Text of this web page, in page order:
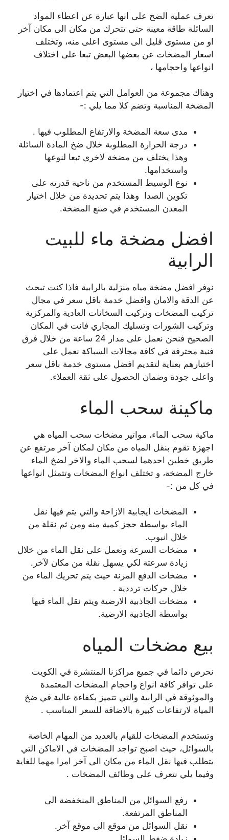
تعرف عملية الضخ على انها عبارة عن اعطاء المواد
السائلة طاقة معينة حتى تتحرك من مكان الى مكان آخر
او من مستوى قليل الى مستوى اعلى منه، وتختلف
اسعار المضخات عن بعضها البعض تبعا على اختلاف
انواعها واحجامها ،
وهناك مجموعة من العوامل التي يتم اعتمادها في اختيار
المضخة المناسبة وتضم كلا مما يلي :-
مدى سعة المضخة والارتفاع المطلوب فيها .
درجة الحرارة المطلوبة خلال ضخ المادة السائلة
وهذا يختلف من مضخة لاخرى تبعا لنوعها
واستخدامها.
نوع الوسيط المستخدم من ناحية قدرته على
تكوين الصدا وهذا يتم تحديدة من خلال اختيار
المعدن المستخدم في صنع المضخة.
افضل مضخة ماء للبيت
الرابية
نوفر افضل مضخة مياه منزلية بالرابية فاذا كنت تبحث
عن الدقة والامان وافضل خدمة باقل سعر في مجال
تركيب المضخات وتركيب السخانات العادية والمركزية
وتركيب الشورات وتسليك المجاري فانت في المكان
الصحيح فنحن نعمل على مدار 24 ساعة من خلال فرق
فنية محترفة في كافة مجالات السباكة نعمل على
اختيارهم بعناية لتقديم افضل مستوى خدمة باقل سعر
واعلى جودة وضمان الحصول على ثقة العملاء.
ماكينة سحب الماء
ماكية سحب الماء، مواتير مضخات سحب المياه هي
اجهزة تقوم بنقل المياه من مكان لمكان آخر مرتفع عن
طريق خطين احدهما لسحب الماء والاخر لضخ الماء
خارج المضخة، و تختلف انواع المضخات وتتمثل انواعها
في كل من :-
المضخات ايجابية الازاحة والتي يتم فيها نقل
الماء بواسطة حجز كمية منه ومن ثم نقلة من
خلال انبوب.
مضخات السرعة وتعمل على نقل الماء من خلال
زيادة سرعتة لكي يسهل نقلة من مكان لآخر.
مضخات الدفع المرنة حيث يتم تحريك الماء من
خلال حركات ترددية .
مضخات الجاذبية الارضية ويتم نقل الماء فيها
بواسطة الجاذبية الارضية.
بيع مضخات المياه
نحرص دائما في جميع مراكزنا المنتشرة في الكويت
على توافر كافة انواع واحجام المضخات المعتمدة
والموثوقة في الرابية والتي تتميز بكفاءة عالية في ضخ
المياة لارتفاعات كبيرة بالاضافة للسعر المناسب .
وتستخدم المضخات للقيام بالعديد من المهام الخاصة
بالسوائل، حيث اصبح تواجد المضخات في الاماكن التي
يتطلب فيها نقل الماء من مكان الى آخر امرا مهما للغاية
وفيما يلي نتعرف على وظائف المضخات .
رفع السوائل من المناطق المنخفضة الى
المناطق المرتفعة.
نقل السوائل من موقع الى موقع آخر.